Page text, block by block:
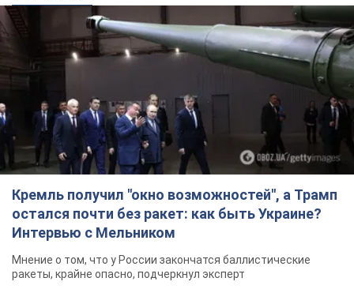
Кремль получил "окно возможностей", а Трамп
остался почти без ракет: как быть Украине?
Интервью с Мельником
Мнение о том, что у России закончатся баллистические
ракеты, крайне опасно, подчеркнул эксперт